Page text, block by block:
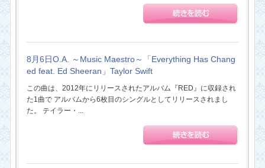
8月6日O.A. ～Music Maestro～「Everything Has Chang
ed feat. Ed Sheeran」Taylor Swift
この曲は、2012年にリリースされたアルバム『RED』に収録され
た1曲で アルバムから6枚目のシングルとしてリリースされまし
た。 テイラー・...